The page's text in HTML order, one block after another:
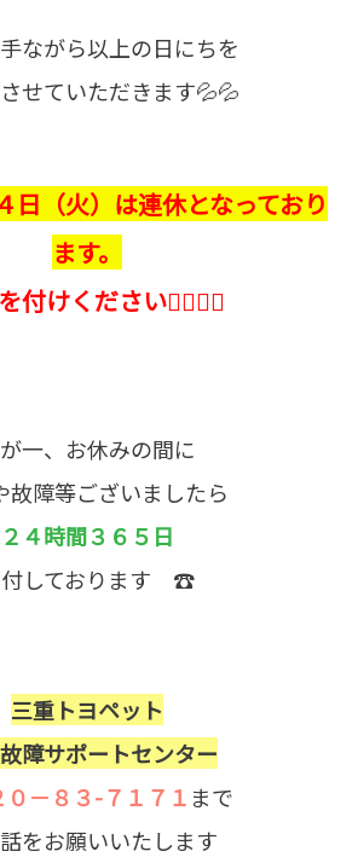
ながら以上の日にちを
せていただきます💦💦
日（火）は連休となっており
ます。
付けください🙇‍♀️🙇‍♀️
一、お休みの間に
故障等ございましたら
２４時間３６５日
しております ☎
三重トヨペット
障サポートセンター
０－８３-７１７１ まで
をお願いいたします